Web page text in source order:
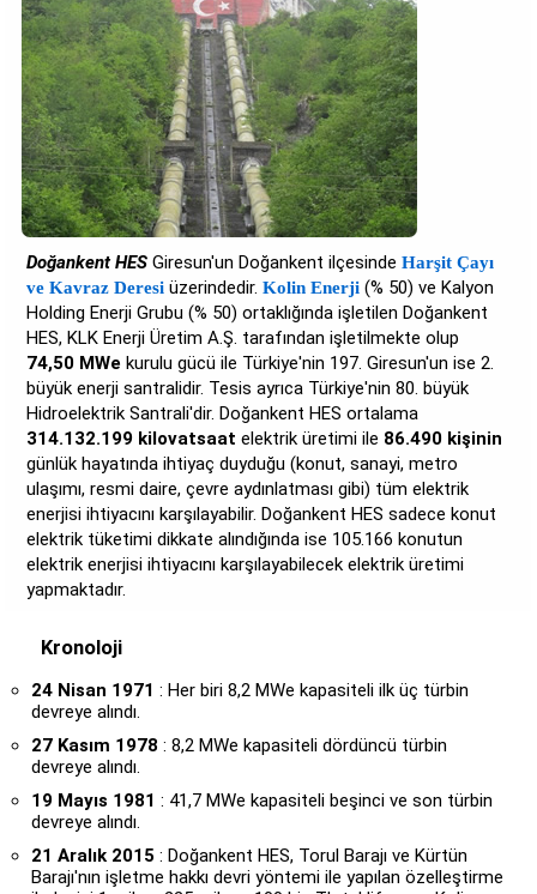
Doğankent HES Giresun'un Doğankent ilçesindeHarşit Çayı
ve Kavraz Deresi üzerindedir.Kolin Enerji (% 50) ve Kalyon
Holding Enerji Grubu (% 50) ortaklığında işletilen Doğankent
HES, KLK Enerji Üretim A.Ş. tarafından işletilmekte olup
74,50 MWe kurulu gücü ile Türkiye'nin 197. Giresun'un ise 2.
büyük enerji santralidir. Tesis ayrıca Türkiye'nin 80. büyük
Hidroelektrik Santrali'dir. Doğankent HES ortalama
314.132.199 kilovatsaat elektrik üretimi ile 86.490 kişinin
günlük hayatında ihtiyaç duyduğu (konut, sanayi, metro
ulaşımı, resmi daire, çevre aydınlatması gibi) tüm elektrik
enerjisi ihtiyacını karşılayabilir. Doğankent HES sadece konut
elektrik tüketimi dikkate alındığında ise 105.166 konutun
elektrik enerjisi ihtiyacını karşılayabilecek elektrik üretimi
yapmaktadır.
Kronoloji
24 Nisan 1971 : Her biri 8,2 MWe kapasiteli ilk üç türbin
devreye alındı.
27 Kasım 1978 : 8,2 MWe kapasiteli dördüncü türbin
devreye alındı.
19 Mayıs 1981 : 41,7 MWe kapasiteli beşinci ve son türbin
devreye alındı.
21 Aralık 2015 : Doğankent HES, Torul Barajı ve Kürtün
Barajı'nın işletme hakkı devri yöntemi ile yapılan özelleştirme